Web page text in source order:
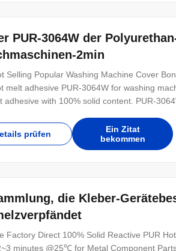
PUR-3064W der
2min
Selling Popular Washing Machine Cover
melt adhesive PUR-3064W for washing
adhesive with 100% solid content. PUR-
prüfen
Ein Zitat
bekommen
die Kleber-
Factory Direct 100% Solid Reactive PUR
minutes @25℃ for Metal Component